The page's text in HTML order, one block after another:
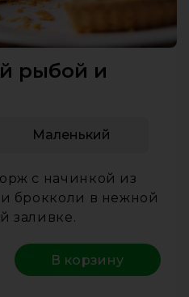
рыбой и
Маленький
с начинкой из
брокколи в нежной
заливке.
В корзину